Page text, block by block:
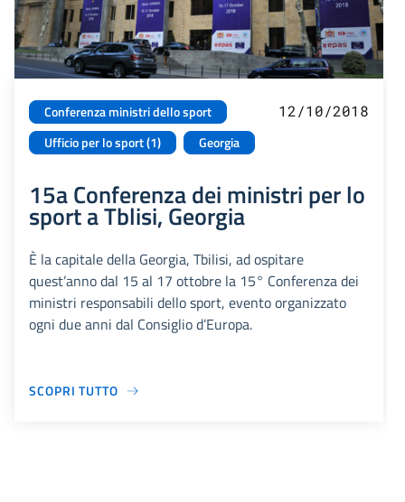
Conferenza ministri dello sport
Ufficio per lo sport (1)
Georgia
12/10/2018
15a Conferenza dei ministri per lo
sport a Tblisi, Georgia
È la capitale della Georgia, Tbilisi, ad ospitare
quest’anno dal 15 al 17 ottobre la 15° Conferenza dei
ministri responsabili dello sport, evento organizzato
ogni due anni dal Consiglio d’Europa.
SCOPRI TUTTO